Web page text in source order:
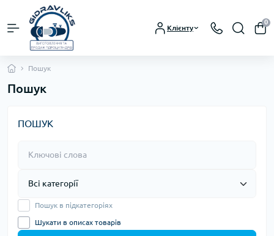
Клієнту
0
Пошук
Пошук
ПОШУК
Пошук в підкатегоріях
Шукати в описах товарів